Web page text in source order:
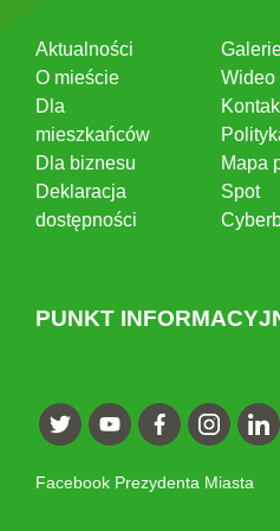
Aktualności
O mieście
Dla
mieszkańców
Dla biznesu
Deklaracja
dostępności
Wideo
Mapa
Spot
PUNKT
Facebook Prezydenta Miasta